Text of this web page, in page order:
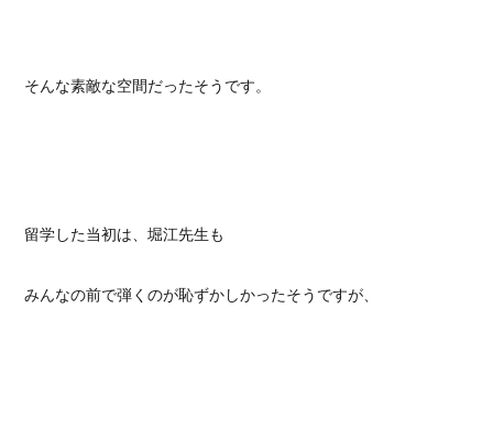
そんな素敵な空間だったそうです。
留学した当初は、堀江先生も
みんなの前で弾くのが恥ずかしかったそうですが、